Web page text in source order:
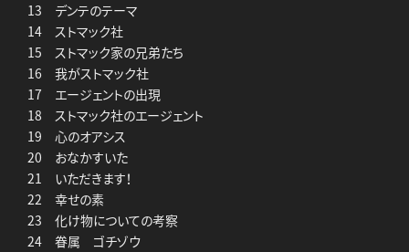
13 デンテのテーマ
14 ストマック社
15 ストマック家の兄弟たち
16 我がストマック社
17 エージェントの出現
18 ストマック社のエージェント
19 心のオアシス
20 おなかすいた
21 いただきます！
22 幸せの素
23 化け物についての考察
24 眷属 ゴチゾウ